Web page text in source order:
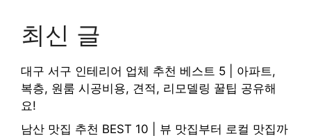
최신 글
대구 서구 인테리어 업체 추천 베스트 5 | 아파트,
복층, 원룸 시공비용, 견적, 리모델링 꿀팁 공유해
요!
남산 맛집 추천 BEST 10 | 뷰 맛집부터 로컬 맛집까